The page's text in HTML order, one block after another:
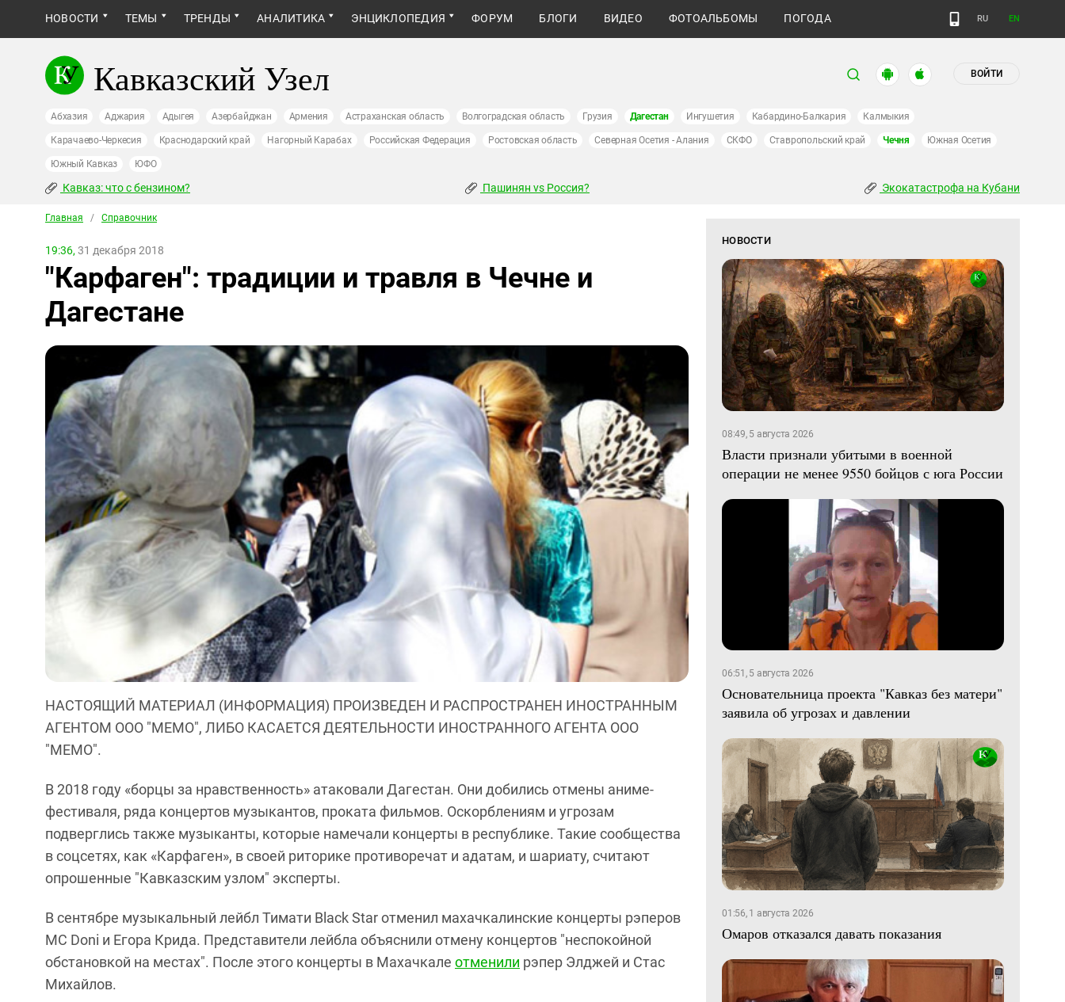
НОВОСТИ ТЕМЫ ТРЕНДЫ АНАЛИТИКА ЭНЦИКЛОПЕДИЯ ФОРУМ БЛОГИ ВИДЕО ФОТОАЛЬБОМЫ ПОГОДА RU EN
Кавказский Узел ВОЙТИ
Абхазия Аджария Адыгея Азербайджан Армения Астраханская область Волгоградская область Грузия Дагестан Ингушетия Кабардино-Балкария Калмыкия
Карачаево-Черкесия Краснодарский край Нагорный Карабах Российская Федерация Ростовская область Северная Осетия - Алания СКФО Ставропольский край Чечня Южная Осетия
Южный Кавказ ЮФО
Кавказ: что с бензином? Пашинян vs Россия? Экокатастрофа на Кубани
Главная / Справочник
19:36, 31 декабря 2018
"Карфаген": традиции и травля в Чечне и
Дагестане
НАСТОЯЩИЙ МАТЕРИАЛ (ИНФОРМАЦИЯ) ПРОИЗВЕДЕН И РАСПРОСТРАНЕН ИНОСТРАННЫМ
АГЕНТОМ ООО "МЕМО", ЛИБО КАСАЕТСЯ ДЕЯТЕЛЬНОСТИ ИНОСТРАННОГО АГЕНТА ООО
"МЕМО".
В 2018 году «борцы за нравственность» атаковали Дагестан. Они добились отмены аниме-
фестиваля, ряда концертов музыкантов, проката фильмов. Оскорблениям и угрозам
подверглись также музыканты, которые намечали концерты в республике. Такие сообщества
в соцсетях, как «Карфаген», в своей риторике противоречат и адатам, и шариату, считают
опрошенные "Кавказским узлом" эксперты.
В сентябре музыкальный лейбл Тимати Black Star отменил махачкалинские концерты рэперов
MC Doni и Егора Крида. Представители лейбла объяснили отмену концертов "неспокойной
обстановкой на местах". После этого концерты в Махачкале отменили рэпер Элджей и Стас
Михайлов.
НОВОСТИ
08:49, 5 августа 2026
Власти признали убитыми в военной
операции не менее 9550 бойцов с юга России
06:51, 5 августа 2026
Основательница проекта "Кавказ без матери"
заявила об угрозах и давлении
01:56, 1 августа 2026
Омаров отказался давать показания